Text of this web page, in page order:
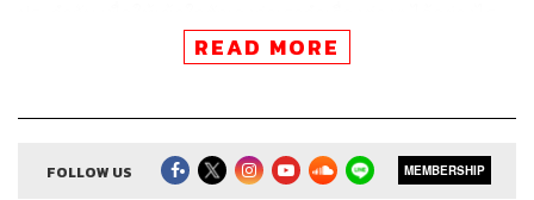
และมันก็สมเหตุสมผลที่เราจะลืมอะไรบางอย่าง เพราะแม้แต่
‘ตัวตน’ ของเราเองก็เป็นผลรวมของความจำและการลืมด้วย
READ MORE
FOLLOW US MEMBERSHIP